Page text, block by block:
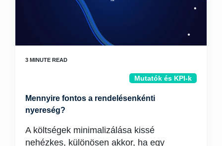
Mutatók és KPI-k
Mennyire fontos a rendelésenkénti
nyereség?
A költségek minimalizálása kissé
nehézkes, különösen akkor, ha egy